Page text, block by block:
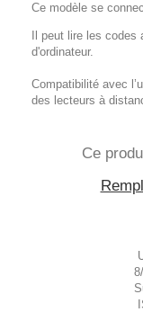
Ce modèle se
Il peut lire les
d'ordinateur.
Compatibilité avec
des lecteurs à
Ce